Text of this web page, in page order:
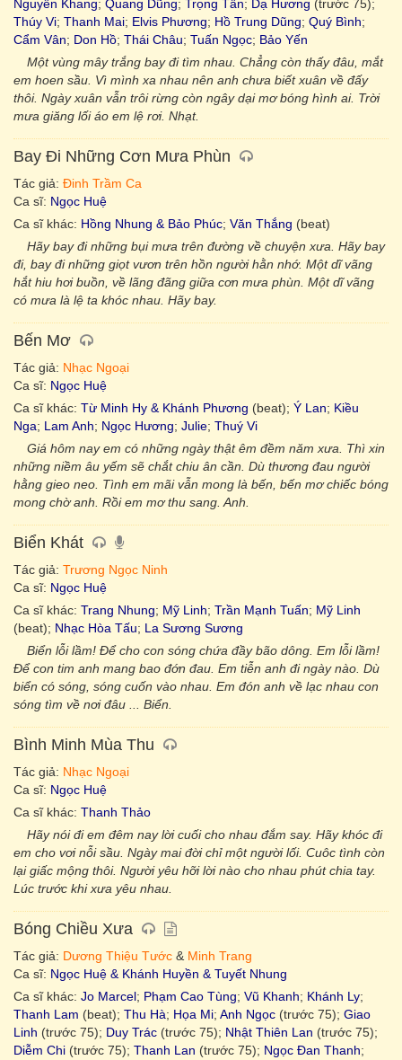
Nguyên Khang; Quang Dũng; Trọng Tấn; Dạ Hương (trước 75);
Thúy Vi; Thanh Mai; Elvis Phương; Hồ Trung Dũng; Quý Bình;
Cẩm Vân; Don Hồ; Thái Châu; Tuấn Ngọc; Bảo Yến
Một vùng mây trắng bay đi tìm nhau. Chẳng còn thấy đâu, mắt
em hoen sầu. Vì mình xa nhau nên anh chưa biết xuân về đấy
thôi. Ngày xuân vẫn trôi rừng còn ngây dại mơ bóng hình ai. Trời
mưa giăng lối áo em lệ rơi. Nhạt.
Bay Đi Những Cơn Mưa Phùn
Tác giả: Đinh Trầm Ca
Ca sĩ: Ngọc Huệ
Ca sĩ khác: Hồng Nhung & Bảo Phúc; Văn Thắng (beat)
Hãy bay đi những bụi mưa trên đường về chuyện xưa. Hãy bay
đi, bay đi những giọt vươn trên hồn người hằn nhớ. Một dĩ vãng
hắt hiu hơi buồn, về lãng đãng giữa cơn mưa phùn. Một dĩ vãng
có mưa là lệ ta khóc nhau. Hãy bay.
Bến Mơ
Tác giả: Nhạc Ngoại
Ca sĩ: Ngọc Huệ
Ca sĩ khác: Từ Minh Hy & Khánh Phương (beat); Ý Lan; Kiều
Nga; Lam Anh; Ngọc Hương; Julie; Thuý Vi
Giá hôm nay em có những ngày thật êm đềm năm xưa. Thì xin
những niềm âu yếm sẽ chắt chiu ân cần. Dù thương đau người
hằng gieo neo. Tình em mãi vẫn mong là bến, bến mơ chiếc bóng
mong chờ anh. Rồi em mơ thu sang. Anh.
Biển Khát
Tác giả: Trương Ngọc Ninh
Ca sĩ: Ngọc Huệ
Ca sĩ khác: Trang Nhung; Mỹ Linh; Trần Mạnh Tuấn; Mỹ Linh
(beat); Nhạc Hòa Tấu; La Sương Sương
Biển lỗi lầm! Để cho con sóng chứa đầy bão dông. Em lỗi lầm!
Để con tim anh mang bao đớn đau. Em tiễn anh đi ngày nào. Dù
biển có sóng, sóng cuốn vào nhau. Em đón anh về lạc nhau con
sóng tìm về nơi đâu ... Biển.
Bình Minh Mùa Thu
Tác giả: Nhạc Ngoại
Ca sĩ: Ngọc Huệ
Ca sĩ khác: Thanh Thảo
Hãy nói đi em đêm nay lời cuối cho nhau đắm say. Hãy khóc đi
em cho vơi nỗi sầu. Ngày mai đời chỉ một người lối. Cuôc tình còn
lại giấc mộng thôi. Người yêu hỡi lời nào cho nhau phút chia tay.
Lúc trước khi xưa yêu nhau.
Bóng Chiều Xưa
Tác giả: Dương Thiệu Tước & Minh Trang
Ca sĩ: Ngọc Huệ & Khánh Huyền & Tuyết Nhung
Ca sĩ khác: Jo Marcel; Phạm Cao Tùng; Vũ Khanh; Khánh Ly;
Thanh Lam (beat); Thu Hà; Họa Mi; Anh Ngọc (trước 75); Giao
Linh (trước 75); Duy Trác (trước 75); Nhật Thiên Lan (trước 75);
Diễm Chi (trước 75); Thanh Lan (trước 75); Ngọc Đan Thanh;